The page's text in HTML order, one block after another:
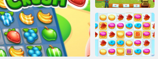
Chill Drive Simulator 2
Delicious Emily
Home Sweet
Home